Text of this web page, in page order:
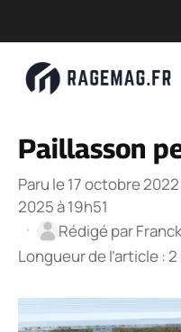
Paillasson
Paru le 17 octobre 2022
2025 à 19h51
·
Rédigé parFranck
Longueur de l’article :